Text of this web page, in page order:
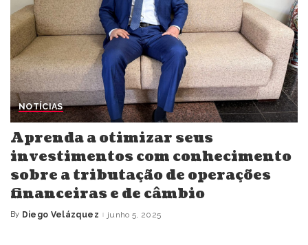
NOTÍCIAS
Aprenda a otimizar seus
investimentos com conhecimento
sobre a tributação de operações
financeiras e de câmbio
Posted
By Diego Velázquez junho 5, 2025